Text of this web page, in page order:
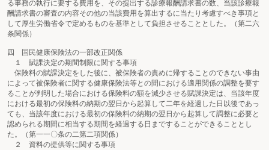
る事務の執行に要する費用を、その提出する診療報酬請求書の数、当該診療報
酬請求書の審査の内容その他の当該費用を算出するに当たり考慮すべき事項と
して厚生労働省令で定めるものを基準として負担させることとした。（第二六
条関係）
四 国民健康保険法の一部改正関係
１ 賦課決定の期間制限に関する事項
保険料の賦課決定をした後に、被保険者の責めに帰することのできない事由
によって被保険者に関する健康保険法等との間における適用関係の調整を要す
ることが判明した場合における保険料の額を減少させる賦課決定は、当該年度
における最初の保険料の納期の翌日から起算して二年を経過した日以後であっ
ても、当該年度における最初の保険料の納期の翌日から起算して調整に必要と
認められる期間に相当する期間を経過する日まですることができることとし
た。（第一一〇条の二第二項関係）
２ 資料の提供等に関する事項